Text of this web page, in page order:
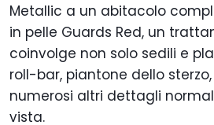
Metallic a un abitacolo
in pelle Guards Red, un
coinvolge non solo sedili e
roll-bar, piantone dello
numerosi altri dettagli
vista.